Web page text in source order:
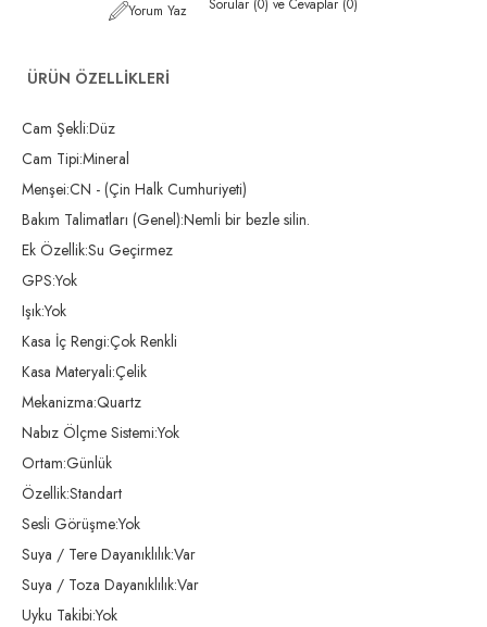
Yorum Yaz Sorular (0) ve Cevaplar (0)
ÜRÜN ÖZELLIKLERI
Cam Şekli:Düz
Cam Tipi:Mineral
Menşei:CN - (Çin Halk Cumhuriyeti)
Bakım Talimatları (Genel):Nemli bir bezle silin.
Ek Özellik:Su Geçirmez
GPS:Yok
Işık:Yok
Kasa İç Rengi:Çok Renkli
Kasa Materyali:Çelik
Mekanizma:Quartz
Nabız Ölçme Sistemi:Yok
Ortam:Günlük
Özellik:Standart
Sesli Görüşme:Yok
Suya / Tere Dayanıklılık:Var
Suya / Toza Dayanıklılık:Var
Uyku Takibi:Yok